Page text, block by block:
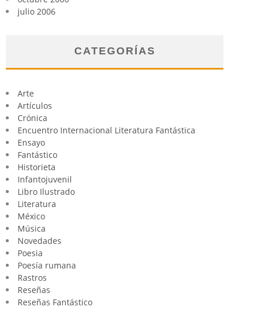
julio 2006
CATEGORÍAS
Arte
Artículos
Crónica
Encuentro Internacional Literatura Fantástica
Ensayo
Fantástico
Historieta
Infantojuvenil
Libro Ilustrado
Literatura
México
Música
Novedades
Poesia
Poesía rumana
Rastros
Reseñas
Reseñas Fantástico